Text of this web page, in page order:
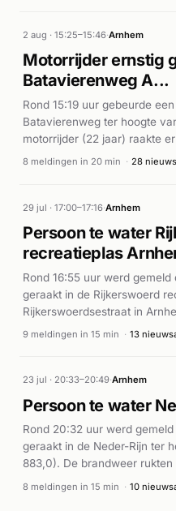
2 aug · 15:25–15:46·Arnhem
Motorrijder ernstig
Batavierenweg A...
Rond 15:19 uur gebeurde
Batavierenweg ter hoogte
motorrijder (22 jaar) raakte
met een pijlwagen. Politie,
Volgens Drimble liep de
aanrijding. De hulpdiensten
de gewonde geborgen.
8 meldingen in 20 min · 28
29 jul · 17:00–17:16·Arnhem
Persoon te water
recreatieplas
Rond 16:55 uur werd
geraakt in de Rijkerswoerd
Rijkerswoerdsestraat in
rukten met spoed uit en
zichtscherm. Een ambulance
opgeroepen. De
wat duidt op voortdurende
details over de afloop zijn
9 meldingen in 15 min · 13
23 jul · 20:33–20:49·Arnhem
Persoon te water
Rond 20:32 uur werd
geraakt in de Neder-Rijn ter
883,0). De brandweer
gelijktijdig met meerdere
8 meldingen in 15 min · 10